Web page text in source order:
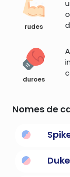
rudes
duroes
Nomes de
Duke